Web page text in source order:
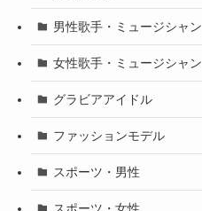
男性歌手・ミュージシャン
女性歌手・ミュージシャン
グラビアアイドル
ファッションモデル
スポーツ・男性
スポーツ・女性